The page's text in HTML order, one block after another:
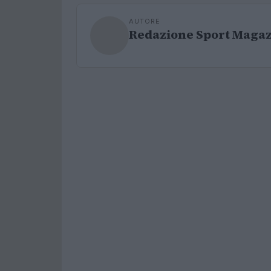
AUTORE
Redazione Sport